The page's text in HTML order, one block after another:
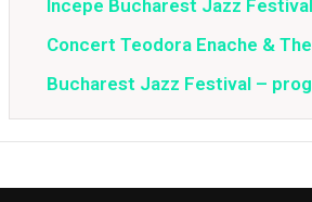
Începe Bucharest Jazz Festival
Concert Teodora Enache &
Bucharest Jazz Festival –